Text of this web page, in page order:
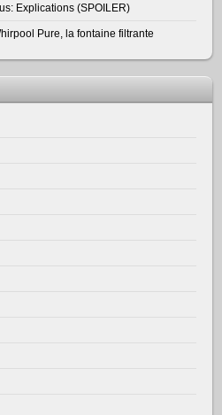
Explications (SPOILER)
Pure, la fontaine filtrante